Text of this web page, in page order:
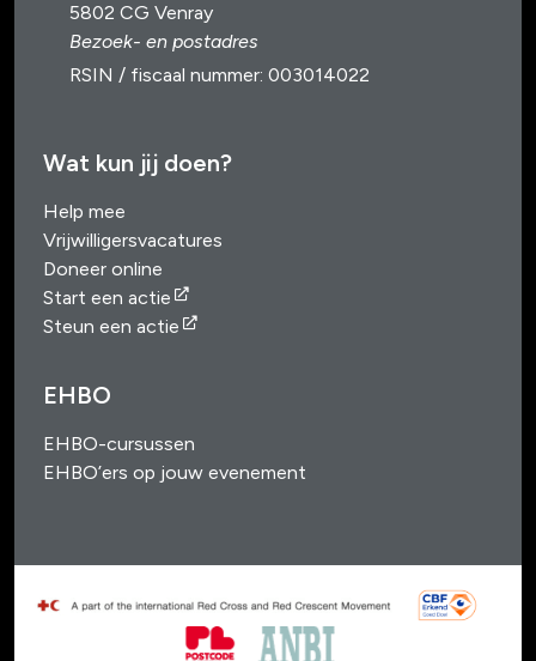
5802 CG Venray
Bezoek- en postadres
RSIN / fiscaal nummer: 003014022
Wat kun jij doen?
Help mee
Vrijwilligersvacatures
Doneer online
Start een actie
Steun een actie
EHBO
EHBO-cursussen
EHBO’ers op jouw evenement